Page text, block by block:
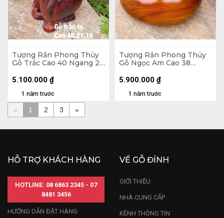
Tượng Rắn Phong Thủy
Gỗ Trắc Cao 40 Ngang 21
1 năm trước
5.100.000 ₫
Tượng Rắn Phong Thủy
Gỗ Ngọc Am Cao 38
15kg
1 năm trước
5.900.000 ₫
« 1 2 3 »
HỖ TRỢ KHÁCH HÀNG
HOTLINE: 08 6863 2345 - 07
8481 3456
HƯỚNG DẪN ĐẶT HÀNG
VỀ GỖ ĐỈNH
GIỚI THIỆU
NHÀ CUNG CẤP
KÊNH THÔNG TIN